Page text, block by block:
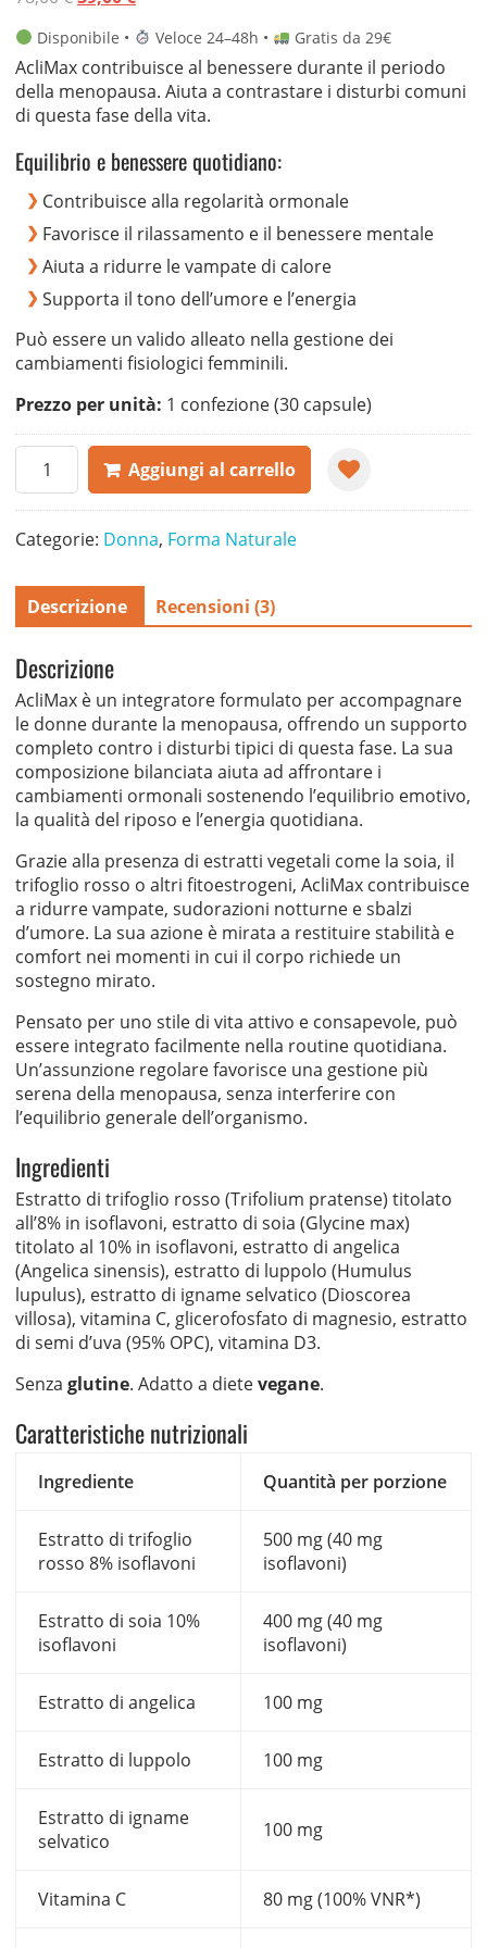
base di
originale
era:
78,00 €.
attuale
è:
39,00 €.
Disponibile • Veloce 24–48h • Gratis da 29€
AcliMax contribuisce al benessere durante il periodo
della menopausa. Aiuta a contrastare i disturbi comuni
di questa fase della vita.
Equilibrio e benessere quotidiano:
Contribuisce alla regolarità ormonale
Favorisce il rilassamento e il benessere mentale
Aiuta a ridurre le vampate di calore
Supporta il tono dell’umore e l’energia
Può essere un valido alleato nella gestione dei
cambiamenti fisiologici femminili.
Prezzo per unità: 1 confezione (30 capsule)
AcliMax
quantità
Aggiungi al carrello
Categorie: Donna, Forma Naturale
Descrizione Recensioni (3)
Descrizione
AcliMax è un integratore formulato per accompagnare
le donne durante la menopausa, offrendo un supporto
completo contro i disturbi tipici di questa fase. La sua
composizione bilanciata aiuta ad affrontare i
cambiamenti ormonali sostenendo l’equilibrio emotivo,
la qualità del riposo e l’energia quotidiana.
Grazie alla presenza di estratti vegetali come la soia, il
trifoglio rosso o altri fitoestrogeni, AcliMax contribuisce
a ridurre vampate, sudorazioni notturne e sbalzi
d’umore. La sua azione è mirata a restituire stabilità e
comfort nei momenti in cui il corpo richiede un
sostegno mirato.
Pensato per uno stile di vita attivo e consapevole, può
essere integrato facilmente nella routine quotidiana.
Un’assunzione regolare favorisce una gestione più
serena della menopausa, senza interferire con
l’equilibrio generale dell’organismo.
Ingredienti
Estratto di trifoglio rosso (Trifolium pratense) titolato
all’8% in isoflavoni, estratto di soia (Glycine max)
titolato al 10% in isoflavoni, estratto di angelica
(Angelica sinensis), estratto di luppolo (Humulus
lupulus), estratto di igname selvatico (Dioscorea
villosa), vitamina C, glicerofosfato di magnesio, estratto
di semi d’uva (95% OPC), vitamina D3.
Senza glutine. Adatto a dietevegane.
Caratteristiche nutrizionali
Ingrediente Quantità per porzione
Estratto di trifoglio
rosso 8% isoflavoni
500 mg (40 mg
isoflavoni)
Estratto di soia 10%
isoflavoni
400 mg (40 mg
isoflavoni)
Estratto di angelica 100 mg
Estratto di luppolo 100 mg
Estratto di igname
selvatico
100 mg
Vitamina C 80 mg (100% VNR*)